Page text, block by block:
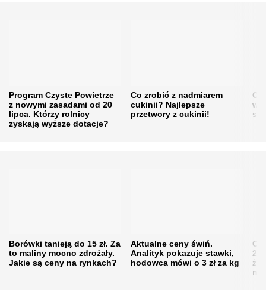
Program Czyste Powietrze
z nowymi zasadami od 20
lipca. Którzy rolnicy
zyskają wyższe dotacje?
Co zrobić z nadmiarem
cukinii? Najlepsze
przetwory z cukinii!
w
Borówki tanieją do 15 zł. Za
to maliny mocno zdrożały.
Jakie są ceny na rynkach?
Aktualne ceny świń.
Analityk pokazuje stawki,
hodowca mówi o 3 zł za kg